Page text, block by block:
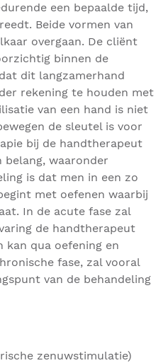
een bepaalde tijd,
Beide vormen van
overgaan. De cliënt
binnen de
dit langzamerhand
rekening te houden met
van een hand is niet
de sleutel is voor
bij de handtherapeut
belang, waaronder
is dat men in een zo
met oefenen waarbij
In de acute fase zal
de handtherapeut
kan qua oefening en
fase, zal vooral
van de behandeling
zenuwstimulatie)